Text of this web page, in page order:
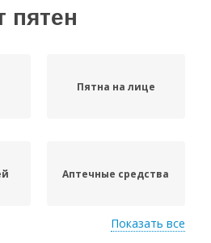
пятен
Пятна на лице
Аптечные средства
Показать все